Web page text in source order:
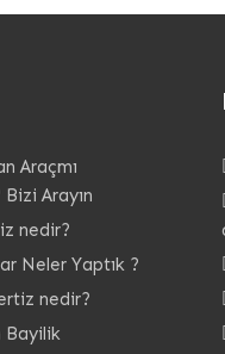
Araçmı
Bizi Arayın
nedir?
Neler Yaptık ?
nedir?
Bayilik